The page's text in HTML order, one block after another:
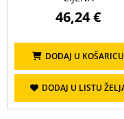
46,24 €
DODAJ U KOŠARICU
DODAJ U LISTU